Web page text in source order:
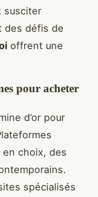
susciter
des défis de
offrent une
pour acheter
d’or pour
en choix, des
spécialisés